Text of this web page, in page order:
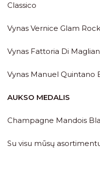
Classico
Vynas Vernice Glam Rock
Vynas Fattoria Di
Vynas Manuel Quintano
AUKSO MEDALIS
Champagne Mandois
Su visu mūsų